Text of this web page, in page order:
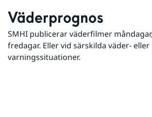
Väderprognos
SMHI publicerar väderfilmer
fredagar. Eller vid särskilda väder- eller
varningssituationer.